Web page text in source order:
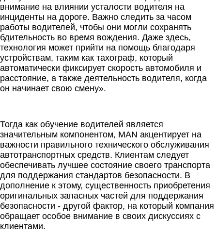
внимание на влиянии усталости водителя на
инциденты на дороге. Важно следить за часом
работы водителей, чтобы они могли сохранять
бдительность во время вождения. Даже здесь,
технология может прийти на помощь благодаря
устройствам, таким как тахограф, который
автоматически фиксирует скорость автомобиля и
расстояние, а также деятельность водителя, когда
он начинает свою смену».
Тогда как обучение водителей является
значительным компонентом, MAN акцентирует на
важности правильного технического обслуживания
автотранспортных средств. Клиентам следует
обеспечивать лучшее состояние своего транспорта
для поддержания стандартов безопасности. В
дополнение к этому, существенность приобретения
оригинальных запасных частей для поддержания
безопасности - другой фактор, на который компания
обращает особое внимание в своих дискуссиях с
клиентами.